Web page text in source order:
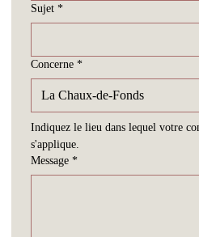
Sujet *
Concerne *
Indiquez le lieu dans lequel votre
s'applique.
Message *